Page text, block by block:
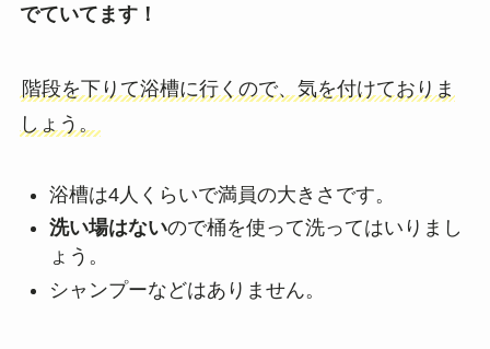
でていてます！
階段を下りて浴槽に行くので、気を付けておりま
しょう。
浴槽は4人くらいで満員の大きさです。
洗い場はないので桶を使って洗ってはいりまし
ょう。
シャンプーなどはありません。